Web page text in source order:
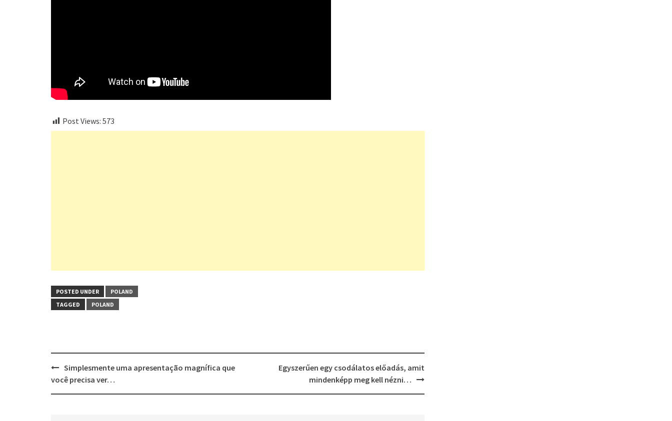
Post Views: 573
POSTED UNDER
POLAND
TAGGED
POLAND
Post
navigation
Simplesmente uma apresentação magnífica que
você precisa ver…
Egyszerűen egy csodálatos előadás, amit
mindenképp meg kell nézni…